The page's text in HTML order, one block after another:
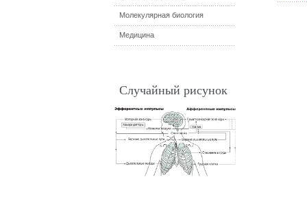
Молекулярная биология
Медицина
Случайный рисунок